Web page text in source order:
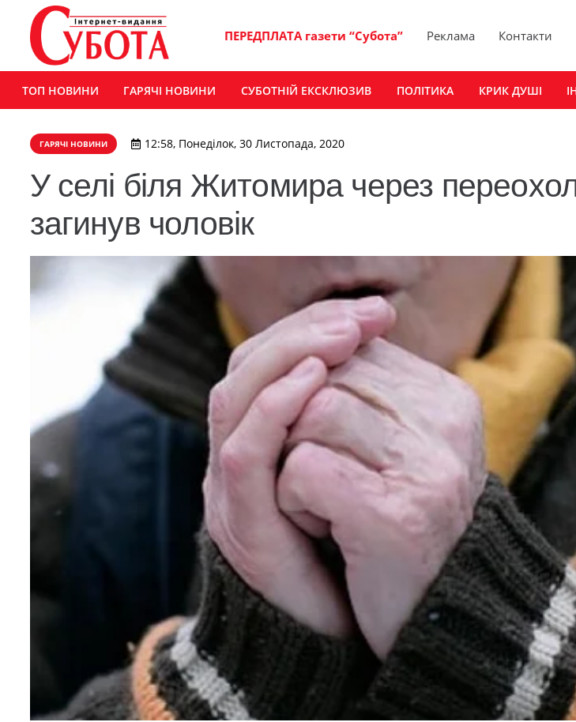
ПЕРЕДПЛАТА газети “Субота” Реклама Контакти
ТОП НОВИНИ ГАРЯЧІ НОВИНИ СУБОТНІЙ ЕКСКЛЮЗИВ ПОЛІТИКА КРИК ДУШІ
ГАРЯЧІ НОВИНИ 12:58, Понеділок, 30 Листопада, 2020
У селі біля Житомира через
загинув чоловік